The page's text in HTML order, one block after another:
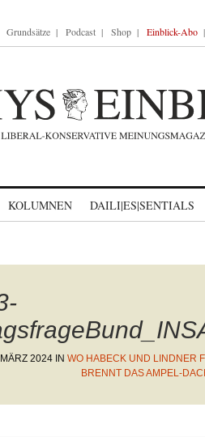
Grundsätze Podcast Shop Einblick-Abo
KOLUMNEN DAILI|ES|SENTIALS
2024 IN WO HABECK UND LINDNER
BRENNT DAS AMPEL-